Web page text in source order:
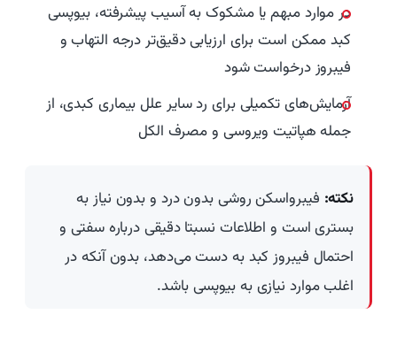
در موارد مبهم یا مشکوک به آسیب پیشرفته، بیوپسی
کبد ممکن است برای ارزیابی دقیق‌تر درجه التهاب و
فیبروز درخواست شود
آزمایش‌های تکمیلی برای رد سایر علل بیماری کبدی، از
جمله هپاتیت ویروسی و مصرف الکل
نکته: فیبرواسکن روشی بدون درد و بدون نیاز به
بستری است و اطلاعات نسبتا دقیقی درباره سفتی و
احتمال فیبروز کبد به دست می‌دهد، بدون آنکه در
اغلب موارد نیازی به بیوپسی باشد.